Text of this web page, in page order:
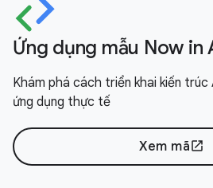
Ứng dụng mẫu Now in
Khám phá cách triển khai kiến
ứng dụng thực tế
Xem mã open_in_new